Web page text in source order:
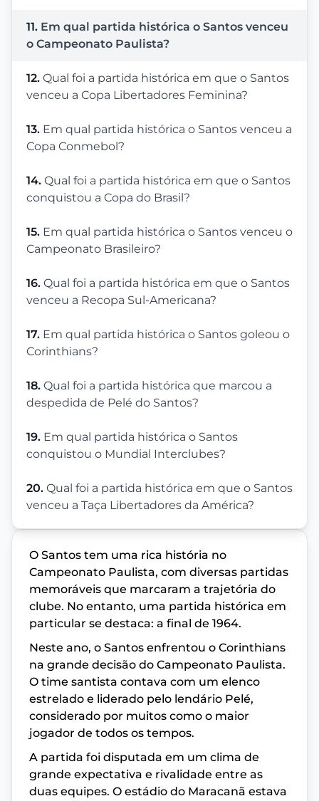
11. Em qual partida histórica o Santos venceu
o Campeonato Paulista?
12. Qual foi a partida histórica em que o Santos
venceu a Copa Libertadores Feminina?
13. Em qual partida histórica o Santos venceu a
Copa Conmebol?
14. Qual foi a partida histórica em que o Santos
conquistou a Copa do Brasil?
15. Em qual partida histórica o Santos venceu o
Campeonato Brasileiro?
16. Qual foi a partida histórica em que o Santos
venceu a Recopa Sul-Americana?
17. Em qual partida histórica o Santos goleou o
Corinthians?
18. Qual foi a partida histórica que marcou a
despedida de Pelé do Santos?
19. Em qual partida histórica o Santos
conquistou o Mundial Interclubes?
20. Qual foi a partida histórica em que o Santos
venceu a Taça Libertadores da América?
O Santos tem uma rica história no
Campeonato Paulista, com diversas partidas
memoráveis que marcaram a trajetória do
clube. No entanto, uma partida histórica em
particular se destaca: a final de 1964.
Neste ano, o Santos enfrentou o Corinthians
na grande decisão do Campeonato Paulista.
O time santista contava com um elenco
estrelado e liderado pelo lendário Pelé,
considerado por muitos como o maior
jogador de todos os tempos.
A partida foi disputada em um clima de
grande expectativa e rivalidade entre as
duas equipes. O estádio do Maracanã estava